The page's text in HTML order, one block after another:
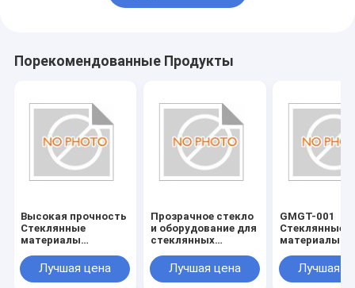
Порекомендованные Продукты
Высокая прочность
Стеклянные
материалы
инструменты
Устойчивые к
Лучшая цена
Прозрачное стекло
и оборудование для
стеклянных
Лучшая цена
GMGT-001
Стеклянные
материалы
инструменты
Страна
Лучшая